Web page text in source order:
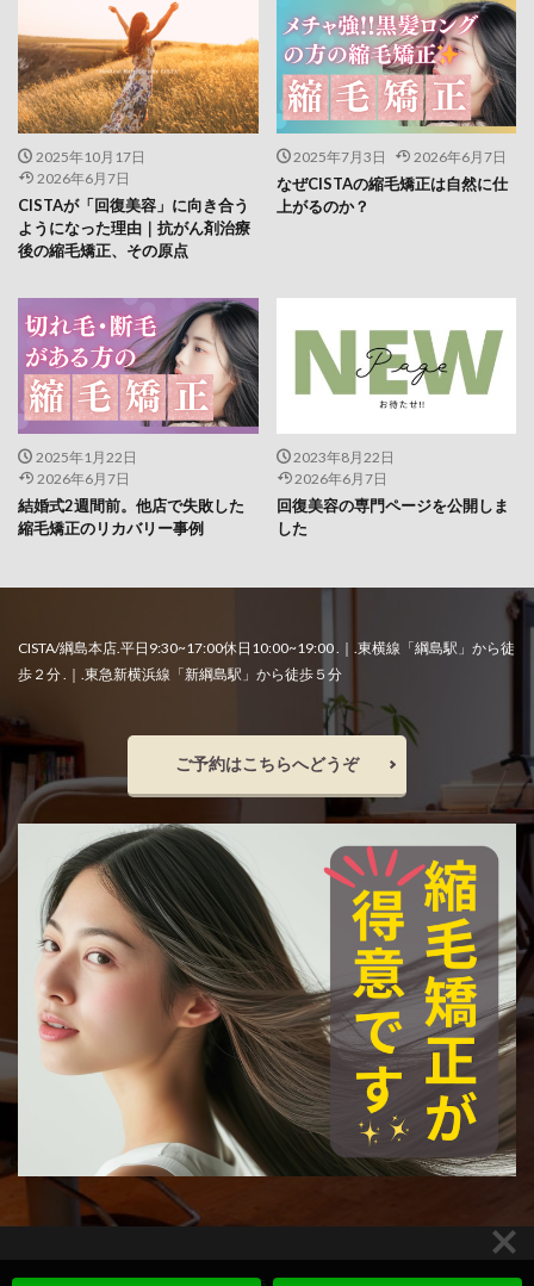
2025年10月17日
2026年6月7日
CISTAが「回復美容」に向き合う
ようになった理由｜抗がん剤治療
後の縮毛矯正、その原点
2025年7月3日 2026年6月7日
なぜCISTAの縮毛矯正は自然に仕
上がるのか？
2025年1月22日
2026年6月7日
結婚式2週間前。他店で失敗した
縮毛矯正のリカバリー事例
2023年8月22日
2026年6月7日
回復美容の専門ページを公開しま
した
CISTA/綱島本店.平日9:30~17:00休日10:00~19:00 .｜.東横線「綱島駅」から徒
歩２分 .｜.東急新横浜線「新綱島駅」から徒歩５分
ご予約はこちらへどうぞ